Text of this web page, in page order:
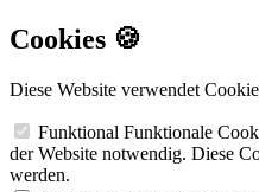
Cookies 🍪
Diese Website verwendet
Funktional Funktionale
der Website notwendig. Diese
werden.